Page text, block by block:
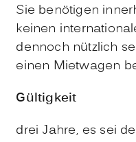
Sie benötigen
keinen internationa
dennoch nützlich
einen Mietwagen
Gültigkeit
drei Jahre, es sei